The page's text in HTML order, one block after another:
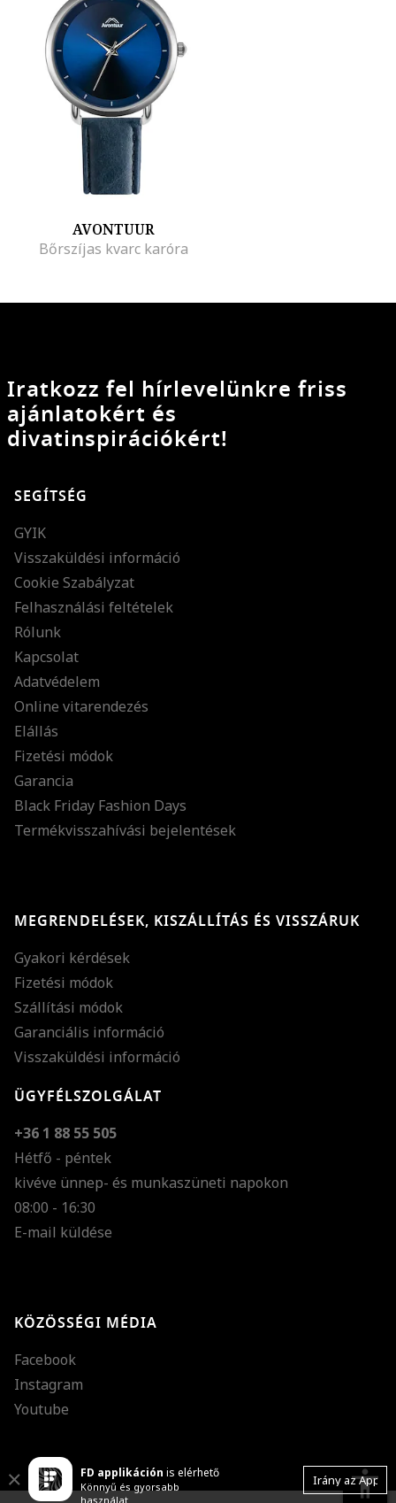
AVONTUUR
Bőrszíjas kvarc karóra
Iratkozz fel hírlevelünkre friss
ajánlatokért és
divatinspirációkért!
SEGÍTSÉG
GYIK
Visszaküldési információ
Cookie Szabályzat
Felhasználási feltételek
Rólunk
Kapcsolat
Adatvédelem
Online vitarendezés
Elállás
Fizetési módok
Garancia
Black Friday Fashion Days
Termékvisszahívási bejelentések
MEGRENDELÉSEK, KISZÁLLÍTÁS ÉS VISSZÁRUK
Gyakori kérdések
Fizetési módok
Szállítási módok
Garanciális információ
Visszaküldési információ
ÜGYFÉLSZOLGÁLAT
+36 1 88 55 505
Hétfő - péntek
kivéve ünnep- és munkaszüneti napokon
08:00 - 16:30
E-mail küldése
KÖZÖSSÉGI MÉDIA
Facebook
Instagram
Youtube
FD applikáción is elérhető
Könnyű és gyorsabb
használat
Irány az App
Close accessibility
Nagy kurzor